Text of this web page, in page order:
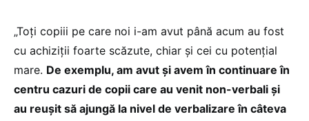
„Toți copiii pe care noi i-am avut până acum au fost
cu achiziții foarte scăzute, chiar și cei cu potențial
mare. De exemplu, am avut și avem în continuare în
centru cazuri de copii care au venit non-verbali și
au reușit să ajungă la nivel de verbalizare în câteva